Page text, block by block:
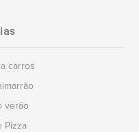
carros
verão
Pizza